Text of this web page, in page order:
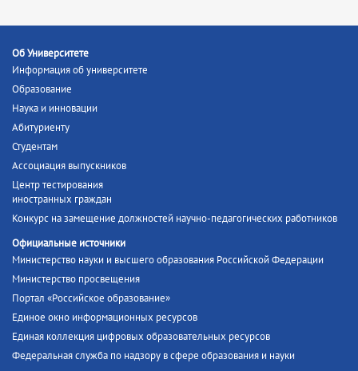
Об Университете
Информация об университете
Образование
Наука и инновации
Абитуриенту
Студентам
Ассоциация выпускников
Центр тестирования
иностранных граждан
Конкурс на замещение должностей научно-педагогических работников
Официальные источники
Министерство науки и высшего образования Российской Федерации
Министерство просвещения
Портал «Российское образование»
Единое окно информационных ресурсов
Единая коллекция цифровых образовательных ресурсов
Федеральная служба по надзору в сфере образования и науки